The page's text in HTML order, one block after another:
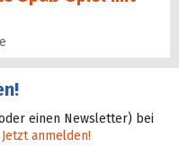
einen Newsletter) bei
Jetzt anmelden!